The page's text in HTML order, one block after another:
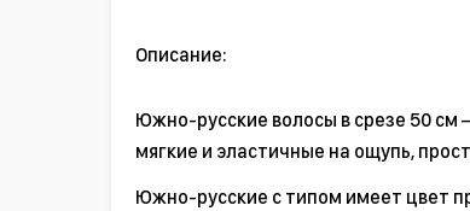
Описание:
Южно-русские волосы в срезе 50 см
мягкие и эластичные на ощупь,
Южно-русские с типом имеет цвет